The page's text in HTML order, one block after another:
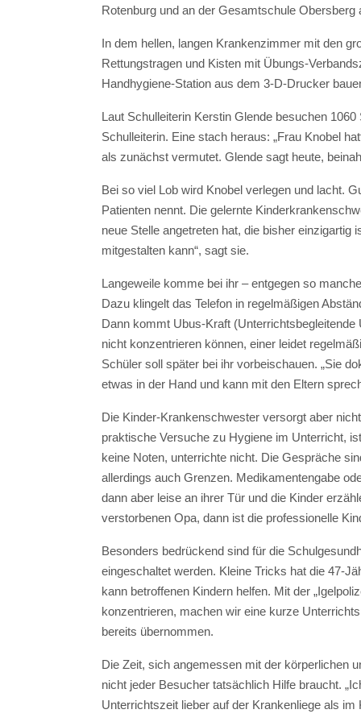
Rotenburg und an der Gesamtschule Obersberg
In dem hellen, langen Krankenzimmer mit den
Rettungstragen und Kisten mit Übungs-
Handhygiene-Station aus dem 3-D-Drucker
Laut Schulleiterin Kerstin Glende besuchen
Schulleiterin. Eine stach heraus: „Frau Knobel
als zunächst vermutet. Glende sagt heute,
Bei so viel Lob wird Knobel verlegen und lacht.
Patienten nennt. Die gelernte
neue Stelle angetreten hat, die bisher
mitgestalten kann“, sagt sie.
Langeweile komme bei ihr – entgegen so
Dazu klingelt das Telefon in regelmäßigen
Dann kommt Ubus-Kraft
nicht konzentrieren können, einer leidet
Schüler soll später bei ihr vorbeischauen. „Sie
etwas in der Hand und kann mit den Eltern
Die Kinder-Krankenschwester versorgt aber
praktische Versuche zu Hygiene im Unterricht,
keine Noten, unterrichte nicht. Die Gespräche
allerdings auch Grenzen. Medikamentengabe
dann aber leise an ihrer Tür und die Kinder
verstorbenen Opa, dann ist die professionelle
Besonders bedrückend sind für die
eingeschaltet werden. Kleine Tricks hat die 47-
kann betroffenen Kindern helfen. Mit der
konzentrieren, machen wir eine kurze
bereits übernommen.
Die Zeit, sich angemessen mit der körperlichen
nicht jeder Besucher tatsächlich Hilfe braucht.
Unterrichtszeit lieber auf der Krankenliege als